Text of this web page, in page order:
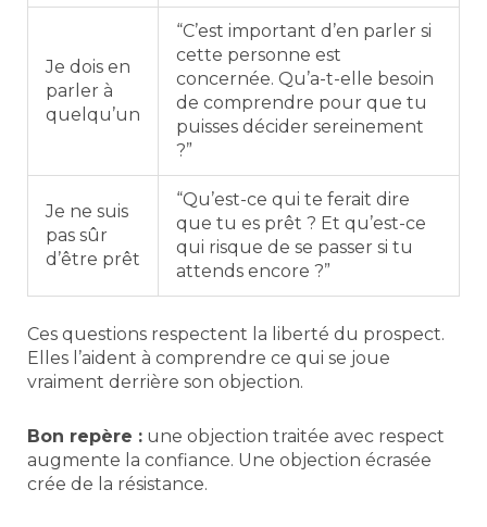
Je dois en
parler à
quelqu’un
“C’est important d’en parler si
cette personne est
concernée. Qu’a-t-elle besoin
de comprendre pour que tu
puisses décider sereinement
?”
Je ne suis
pas sûr
d’être prêt
“Qu’est-ce qui te ferait dire
que tu es prêt ? Et qu’est-ce
qui risque de se passer si tu
attends encore ?”
Ces questions respectent la liberté du prospect.
Elles l’aident à comprendre ce qui se joue
vraiment derrière son objection.
Bon repère : une objection traitée avec respect
augmente la confiance. Une objection écrasée
crée de la résistance.